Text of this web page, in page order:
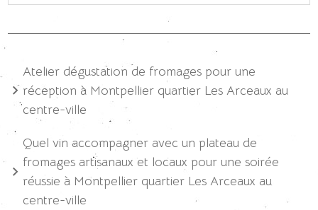
Atelier dégustation de fromages pour une
réception à Montpellier quartier Les Arceaux au
centre-ville
Quel vin accompagner avec un plateau de
fromages artisanaux et locaux pour une soirée
réussie à Montpellier quartier Les Arceaux au
centre-ville